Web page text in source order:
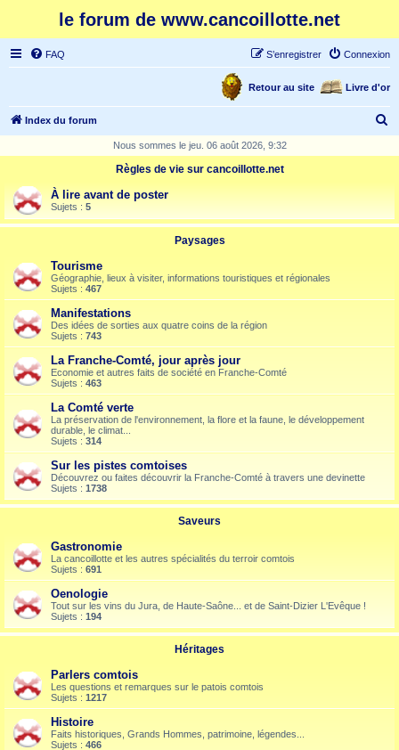
le forum de www.cancoillotte.net
FAQ Connexion
S’enregistrer
Livre d'or
Retour au site
Index du forum
r
Nous sommes le jeu. 06 août 2026, 9:32
Règles de vie sur cancoillotte.net
À lire avant de poster
Sujets : 5
Paysages
Tourisme
Géographie, lieux à visiter, informations touristiques et régionales
Sujets : 467
Manifestations
Des idées de sorties aux quatre coins de la région
Sujets : 743
La Franche-Comté, jour après jour
Economie et autres faits de société en Franche-Comté
Sujets : 463
La Comté verte
La préservation de l'environnement, la flore et la faune, le développement
durable, le climat...
Sujets : 314
Sur les pistes comtoises
Découvrez ou faites découvrir la Franche-Comté à travers une devinette
Sujets : 1738
Saveurs
Gastronomie
La cancoillotte et les autres spécialités du terroir comtois
Sujets : 691
Oenologie
Tout sur les vins du Jura, de Haute-Saône... et de Saint-Dizier L'Evêque !
Sujets : 194
Héritages
Parlers comtois
Les questions et remarques sur le patois comtois
Sujets : 1217
Histoire
Faits historiques, Grands Hommes, patrimoine, légendes...
Sujets : 466